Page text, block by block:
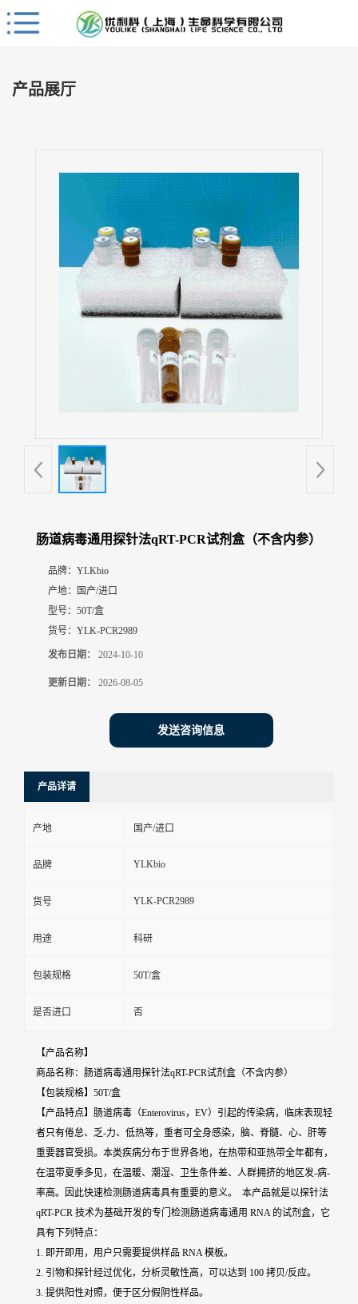
Close
首
产品展厅
肠道病毒通用探针法qRT-PCR试剂盒（不含内参）
品牌： YLKbio
产地：
国产/进口
型号： 50T/盒
货号： YLK-PCR2989
发布日期： 2024-10-10
更新日期： 2026-08-05
发送咨询信息
产品详请
产地 国产/进口
品牌 YLKbio
货号 YLK-PCR2989
用途 科研
包装规格 50T/盒
是否进口 否
【产品名称】
商品名称：肠道病毒通用探针法qRT-PCR试剂盒（不含内参）
【包装规格】50T/盒
【产品特点】肠道病毒（Enterovirus，EV）引起的传染病，临床表现轻
者只有倦怠、乏-力、低热等，重者可全身感染，脑、脊髓、心、肝等
重要器官受损。本类疾病分布于世界各地，在热带和亚热带全年都有，
在温带夏季多见，在温暖、潮湿、卫生条件差、人群拥挤的地区发-病-
率高。因此快速检测肠道病毒具有重要的意义。 本产品就是以探针法
qRT-PCR 技术为基础开发的专门检测肠道病毒通用 RNA 的试剂盒，它
具有下列特点：
1. 即开即用，用户只需要提供样品 RNA 模板。
2. 引物和探针经过优化，分析灵敏性高，可以达到 100 拷贝/反应。
3. 提供阳性对照，便于区分假阴性样品。